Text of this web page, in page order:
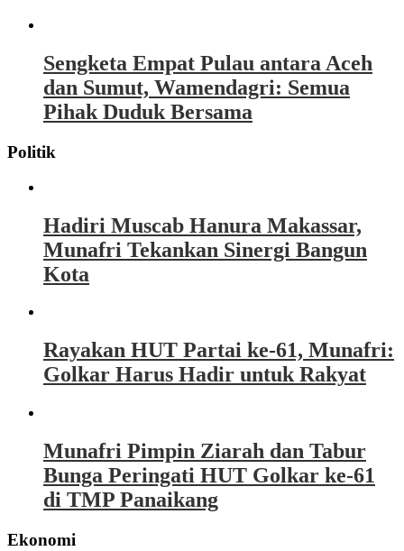
Sengketa Empat Pulau antara Aceh
dan Sumut, Wamendagri: Semua
Pihak Duduk Bersama
Politik
Hadiri Muscab Hanura Makassar,
Munafri Tekankan Sinergi Bangun
Kota
Rayakan HUT Partai ke-61, Munafri:
Golkar Harus Hadir untuk Rakyat
Munafri Pimpin Ziarah dan Tabur
Bunga Peringati HUT Golkar ke-61
di TMP Panaikang
Ekonomi